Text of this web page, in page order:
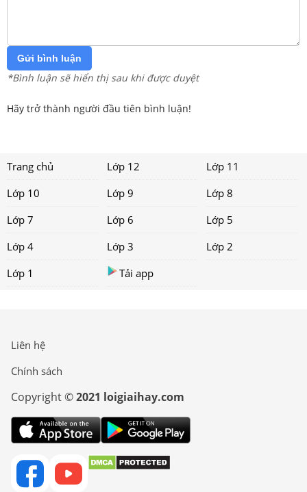
Gửi bình luận
*Bình luận sẽ hiển thị sau khi được duyệt
Hãy trở thành người đầu tiên bình luận!
Trang chủ Lớp 12
Lớp 11
Lớp 10
Lớp 9
Lớp 8
Lớp 7
Lớp 6
Lớp 5
Lớp 4
Lớp 3
Lớp 2
Lớp 1
Tải app
Liên hệ
Chính sách
Copyright ©2021 loigiaihay.com